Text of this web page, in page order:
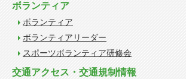
ボランティア
ボランティア
ボランティアリーダー
スポーツボランティア研修会
交通アクセス・交通規制情報